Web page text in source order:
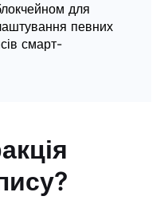
для
певних
смарт-